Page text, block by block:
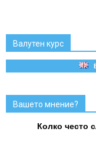
Валутен курс
Вашето мнение?
Колко често